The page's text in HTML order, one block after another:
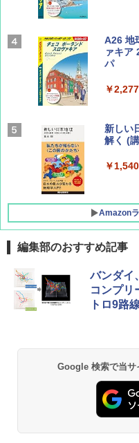
Coyote
￥1,540
集】ボ
￥1,760
A26 地
ァキア
パ
￥2,277
新しい
解く (
￥1,540
Amazon
[キャ
プテン
ッとサ
ッシュ
PYKES
ト プラ
人用 折
ーチ ピ
ラソル
防水
き
026リ
コンパ
￥2,980
編集部のおすすめ記事
バンダイ
コンプリ
トロ9路
Google 検索で当サ